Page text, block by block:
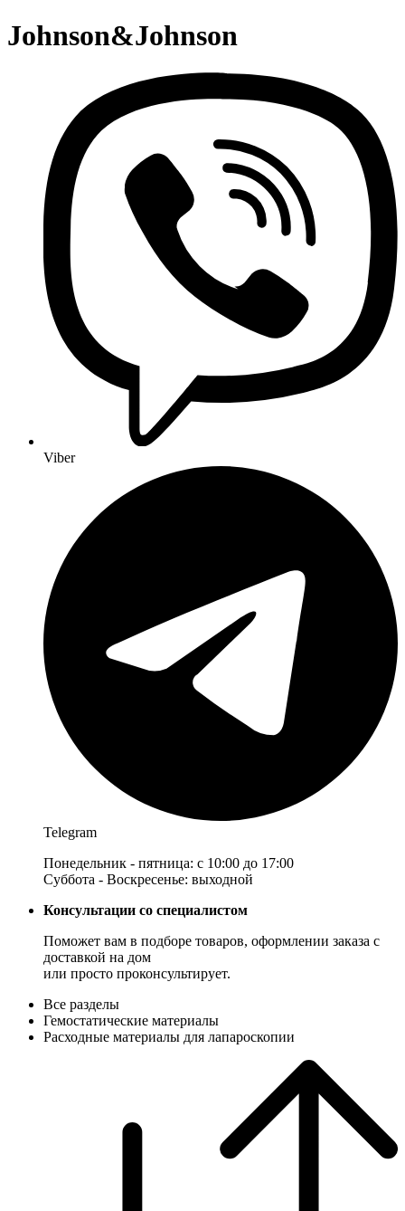
Johnson&Johnson
Viber
Telegram
Понедельник - пятница: с 10:00 до 17:00
Суббота - Воскресенье: выходной
Консультации со специалистом
Поможет вам в подборе товаров, оформлении заказа с
доставкой на дом
или просто проконсультирует.
Все разделы
Гемостатические материалы
Расходные материалы для лапароскопии